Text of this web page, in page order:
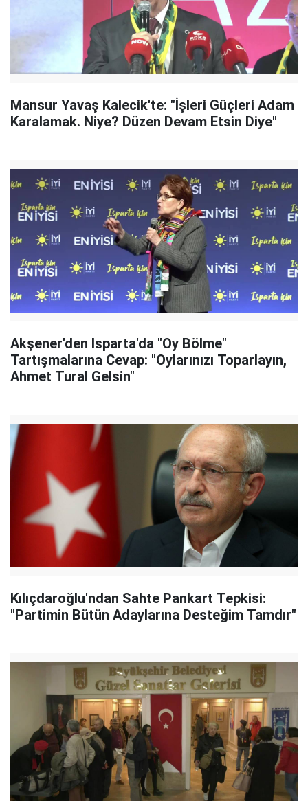
Mansur Yavaş Kalecik'te: "İşleri Güçleri Adam
Karalamak. Niye? Düzen Devam Etsin Diye"
Akşener'den Isparta'da "Oy Bölme"
Tartışmalarına Cevap: "Oylarınızı Toparlayın,
Ahmet Tural Gelsin"
Kılıçdaroğlu'ndan Sahte Pankart Tepkisi:
"Partimin Bütün Adaylarına Desteğim Tamdır"